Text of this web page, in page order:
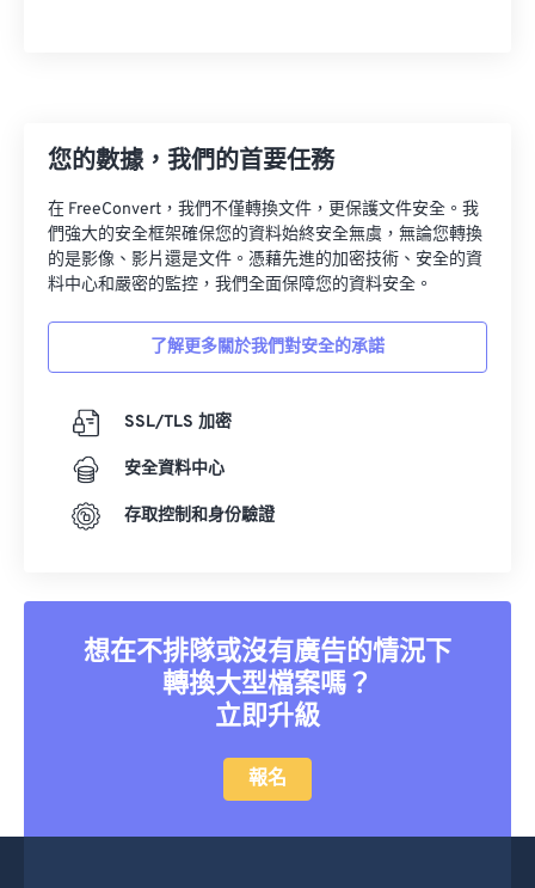
您的數據，我們的首要任務
在 FreeConvert，我們不僅轉換文件，更保護文件安全。我
們強大的安全框架確保您的資料始終安全無虞，無論您轉換
的是影像、影片還是文件。憑藉先進的加密技術、安全的資
料中心和嚴密的監控，我們全面保障您的資料安全。
了解更多關於我們對安全的承諾
SSL/TLS 加密
安全資料中心
存取控制和身份驗證
想在不排隊或沒有廣告的情況下
轉換大型檔案嗎？
立即升級
報名